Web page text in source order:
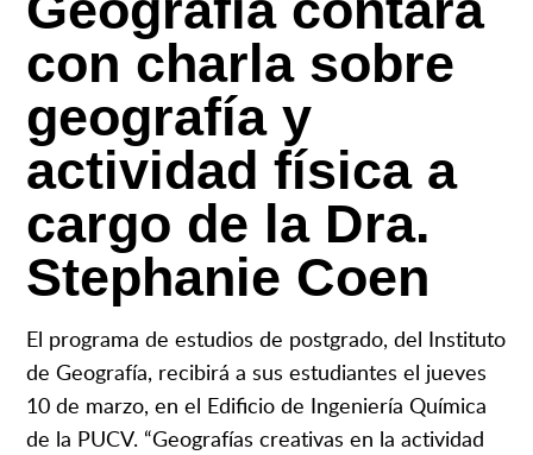
con charla sobre
geografía y
actividad física a
cargo de la Dra.
Stephanie Coen
El programa de estudios de postgrado, del Instituto
de Geografía, recibirá a sus estudiantes el jueves
10 de marzo, en el Edificio de Ingeniería Química
de la PUCV. “Geografías creativas en la actividad